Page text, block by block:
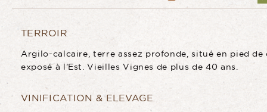
TERROIR
Argilo-calcaire, terre assez profonde, situé en pied de
exposé à l'Est. Vieilles Vignes de plus de 40 ans.
VINIFICATION & ELEVAGE